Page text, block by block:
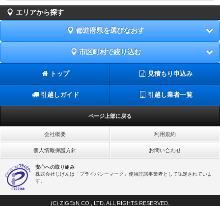
エリアから探す
都道府県を選びなおす
市区町村で絞り込む
トップ 見積もり申込み
引越しガイド 引越し業者一覧
ページ上部に戻る
会社概要 利用規約
個人情報保護方針 お問い合わせ
安心への取り組み
株式会社じげんは「プライバシーマーク」使用許諾事業者として認定されていま
す。
(C) ZIGExN CO., LTD. ALL RIGHTS RESERVED.